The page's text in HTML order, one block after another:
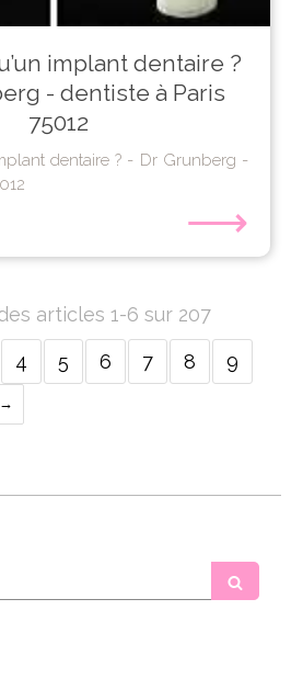
implant dentaire ?
- dentiste à Paris
75012
dentaire ? - Dr Grunberg -
⟶
articles 1-6 sur 207
4 5 6 7 8
9